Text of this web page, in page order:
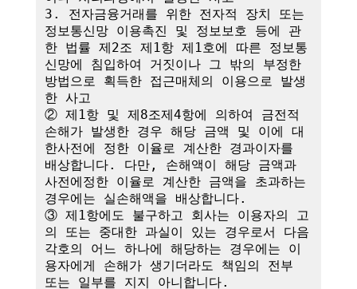
3. 전자금융거래를 위한 전자적 장치 또는
정보통신망 이용촉진 및 정보보호 등에 관
한 법률 제2조 제1항 제1호에 따른 정보통
신망에 침입하여 거짓이나 그 밖의 부정한
방법으로 획득한 접근매체의 이용으로 발생
한 사고
② 제1항 및 제8조제4항에 의하여 금전적
손해가 발생한 경우 해당 금액 및 이에 대
한사전에 정한 이율로 계산한 경과이자를
배상합니다. 다만, 손해액이 해당 금액과
사전에정한 이율로 계산한 금액을 초과하는
경우에는 실손해액을 배상합니다.
③ 제1항에도 불구하고 회사는 이용자의 고
의 또는 중대한 과실이 있는 경우로서 다음
각호의 어느 하나에 해당하는 경우에는 이
용자에게 손해가 생기더라도 책임의 전부
또는 일부를 지지 아니합니다.